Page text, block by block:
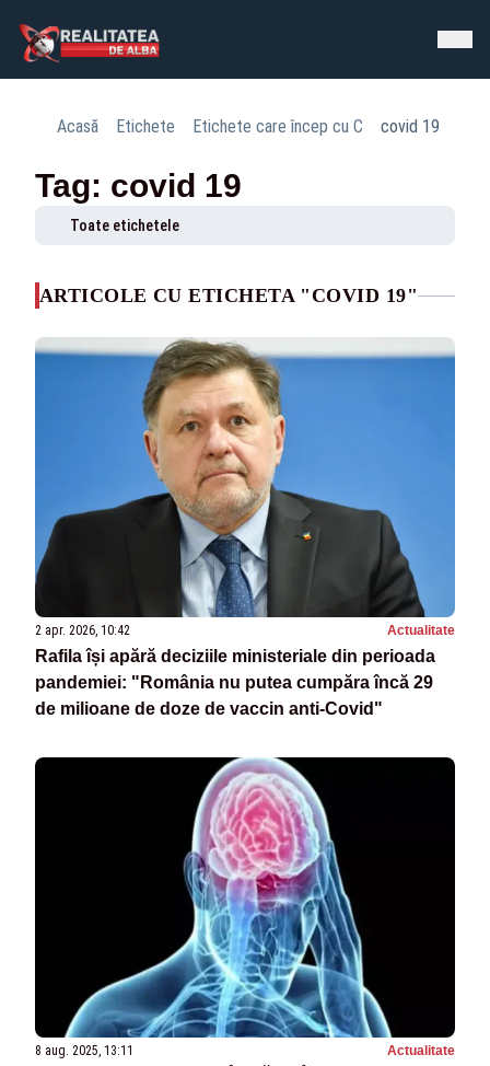
Acasă Etichete Etichete care încep cu C covid 19
Tag: covid 19
Toate etichetele
ARTICOLE CU ETICHETA "COVID 19"
2 apr. 2026, 10:42 Actualitate
Rafila își apără deciziile ministeriale din perioada
pandemiei: "România nu putea cumpăra încă 29
de milioane de doze de vaccin anti-Covid"
8 aug. 2025, 13:11 Actualitate